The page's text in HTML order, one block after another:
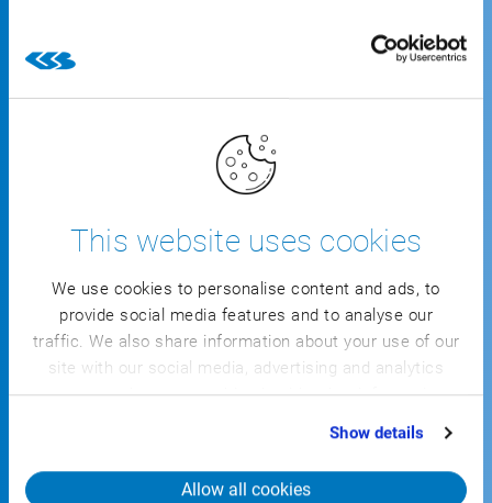
This website uses cookies
We use cookies to personalise content and ads, to
provide social media features and to analyse our
traffic. We also share information about your use of our
site with our social media, advertising and analytics
partners who may combine it with other information
that you’ve provided to them or that they’ve collected
Show details
Allow all cookies
Браншовото решение за производствено
ниво
ERP от по-високо ниво
За непрекъснати End-to-End процеси от
производственото ниво през финансите